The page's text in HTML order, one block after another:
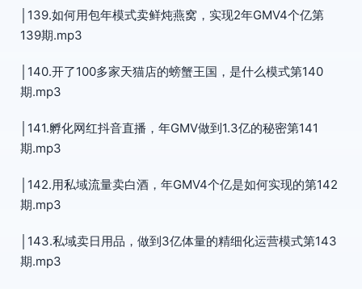
│139.如何用包年模式卖鲜炖燕窝，实现2年GMV4个亿第
139期.mp3
│140.开了100多家天猫店的螃蟹王国，是什么模式第140
期.mp3
│141.孵化网红抖音直播，年GMV做到1.3亿的秘密第141
期.mp3
│142.用私域流量卖白酒，年GMV4个亿是如何实现的第142
期.mp3
│143.私域卖日用品，做到3亿体量的精细化运营模式第143
期.mp3